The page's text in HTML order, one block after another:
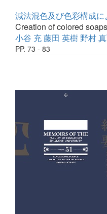
減法混色及び色彩構成
Creation of colored
小谷 充藤田 英樹 野村
PP. 73 - 83